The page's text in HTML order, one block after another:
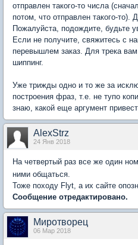
отправлен такого-то числа
потом, что отправлен такого-то).
Пожалуйста, подождите, будьте
Если не получите, свяжитесь с
перевышлем заказ. Для трека
шиппинг.
Уже трижды одно и то же за
построения фраз, т.е. не тупо
знаю, какой еще аргумент
AlexStrz
24 Янв 2018
На четвертый раз все же один
ними общаться.
Тоже походу Flyt, а их сайте
Сообщение отредактировано.
Миротворец
06 Мар 2018